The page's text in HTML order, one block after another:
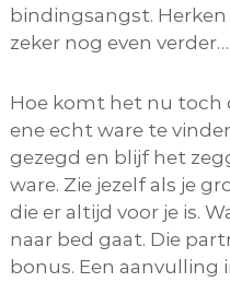
bindingsangst. Herken
zeker nog even verder….
Hoe komt het nu toch
ene echt ware te
gezegd en blijf het
ware. Zie jezelf als je
die er altijd voor je is.
naar bed gaat. Die
bonus. Een aanvulling